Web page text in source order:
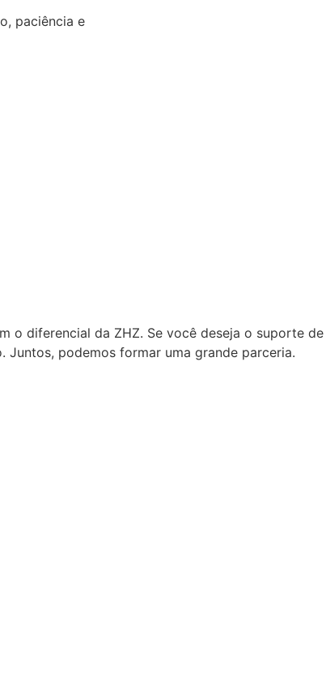
paciência e
diferencial da ZHZ. Se você deseja o suporte
podemos formar uma grande parceria.